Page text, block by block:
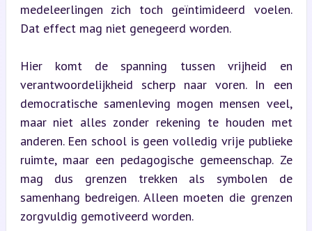
medeleerlingen zich toch geïntimideerd voelen.
Dat effect mag niet genegeerd worden.
Hier komt de spanning tussen vrijheid en
verantwoordelijkheid scherp naar voren. In een
democratische samenleving mogen mensen veel,
maar niet alles zonder rekening te houden met
anderen. Een school is geen volledig vrije publieke
ruimte, maar een pedagogische gemeenschap. Ze
mag dus grenzen trekken als symbolen de
samenhang bedreigen. Alleen moeten die grenzen
zorgvuldig gemotiveerd worden.